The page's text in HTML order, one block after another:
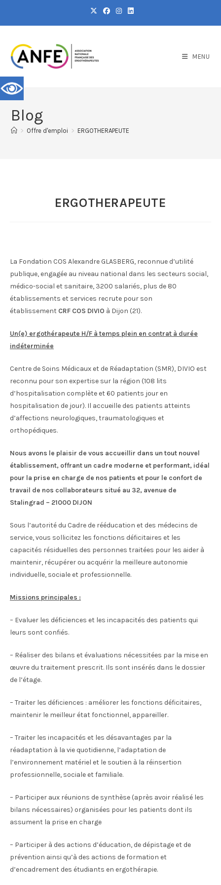
MENU
Blog
> Offre d'emploi > ERGOTHERAPEUTE
ERGOTHERAPEUTE
La Fondation COS Alexandre GLASBERG, reconnue d’utilité
publique, engagée au niveau national dans les secteurs social,
médico-social et sanitaire, 3200 salariés, plus de 80
établissements et services recrute pour son
établissement CRF COS DIVIO à Dijon (21).
Un(e) ergothérapeute H/F à temps plein en contrat à durée
indéterminée
Centre de Soins Médicaux et de Réadaptation (SMR), DIVIO est
reconnu pour son expertise sur la région (108 lits
d’hospitalisation complète et 60 patients jour en
hospitalisation de jour). Il accueille des patients atteints
d’affections neurologiques, traumatologiques et
orthopédiques.
Nous avons le plaisir de vous accueillir dans un tout nouvel
établissement, offrant un cadre moderne et performant, idéal
pour la prise en charge de nos patients et pour le confort de
travail de nos collaborateurs situé au 32, avenue de
Stalingrad – 21000 DIJON
Sous l’autorité du Cadre de rééducation et des médecins de
service, vous sollicitez les fonctions déficitaires et les
capacités résiduelles des personnes traitées pour les aider à
maintenir, récupérer ou acquérir la meilleure autonomie
individuelle, sociale et professionnelle.
Missions principales :
– Evaluer les déficiences et les incapacités des patients qui
leurs sont confiés.
– Réaliser des bilans et évaluations nécessitées par la mise en
œuvre du traitement prescrit. Ils sont insérés dans le dossier
de l’étage.
– Traiter les déficiences : améliorer les fonctions déficitaires,
maintenir le meilleur état fonctionnel, appareiller.
– Traiter les incapacités et les désavantages par la
réadaptation à la vie quotidienne, l’adaptation de
l’environnement matériel et le soutien à la réinsertion
professionnelle, sociale et familiale.
– Participer aux réunions de synthèse (après avoir réalisé les
bilans nécessaires) organisées pour les patients dont ils
assument la prise en charge
– Participer à des actions d’éducation, de dépistage et de
prévention ainsi qu’à des actions de formation et
d’encadrement des étudiants en ergothérapie.